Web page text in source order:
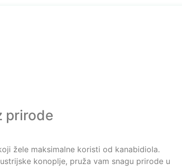
prirode
žele maksimalne koristi od kanabidiola.
konoplje, pruža vam snagu prirode u